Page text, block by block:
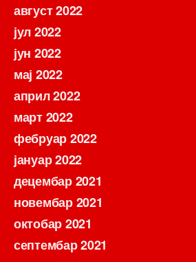
август 2022
јул 2022
јун 2022
мај 2022
април 2022
март 2022
фебруар 2022
јануар 2022
децембар 2021
новембар 2021
октобар 2021
септембар 2021